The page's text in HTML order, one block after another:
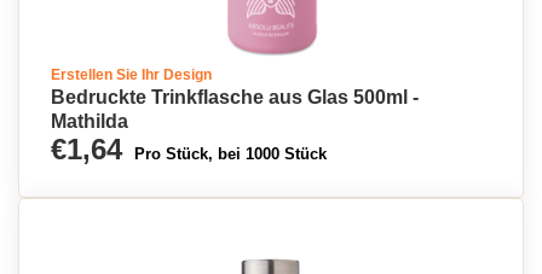
Erstellen Sie Ihr Design
Bedruckte Trinkflasche aus Glas 500ml -
Mathilda
€1,64 Pro Stück, bei 1000 Stück